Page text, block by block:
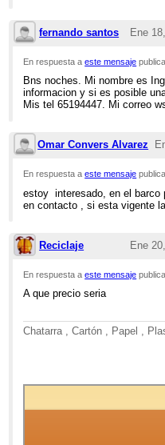
fernando santos Ene
Re:
En respuesta aeste mensaje
Bns noches. Mi nombre es
informacion y si es posible
Mis tel 65194447. Mi correo
Omar Convers Alvarez
En respuesta aeste mensaje
estoy interesado, en el barco
en contacto , si esta vigente
Reciclaje Ene
1:11pm
En respuesta aeste mensaje
A que precio seria
Chatarra , Cartón , Papel ,